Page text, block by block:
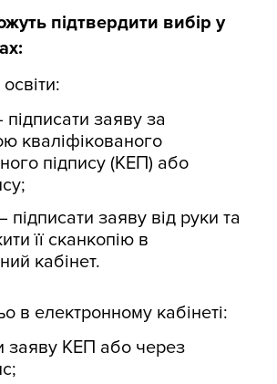
підтвердити вибір у
заяву за
кваліфікованого
підпису (КЕП) або
заяву від руки та
її сканкопію в
кабінет.
в електронному кабінеті:
заяву КЕП або через